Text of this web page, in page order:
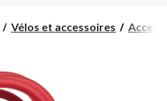
Vélos et accessoires